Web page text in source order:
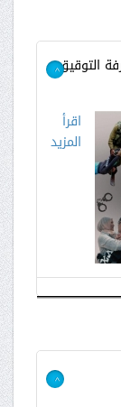
التوقيق>
اقرأ
المزيد
>